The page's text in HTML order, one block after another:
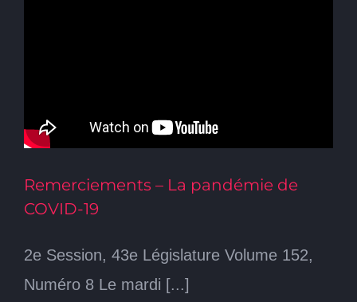
Remerciements – La pandémie de
COVID-19
2e Session, 43e Législature Volume 152,
Numéro 8 Le mardi [...]